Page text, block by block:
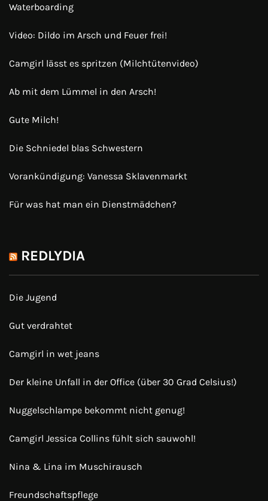
Waterboarding
Video: Dildo im Arsch und Feuer frei!
Camgirl lässt es spritzen (Milchtütenvideo)
Ab mit dem Lümmel in den Arsch!
Gute Milch!
Die Schniedel blas Schwestern
Vorankündigung: Vanessa Sklavenmarkt
Für was hat man ein Dienstmädchen?
REDLYDIA
Die Jugend
Gut verdrahtet
Camgirl in wet jeans
Der kleine Unfall in der Office (über 30 Grad Celsius!)
Nuggelschlampe bekommt nicht genug!
Camgirl Jessica Collins fühlt sich sauwohl!
Nina & Lina im Muschirausch
Freundschaftspflege